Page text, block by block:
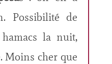
Possibilité de
la nuit,
Moins cher que